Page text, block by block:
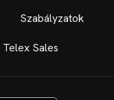
Szabályzatok
Telex Sales